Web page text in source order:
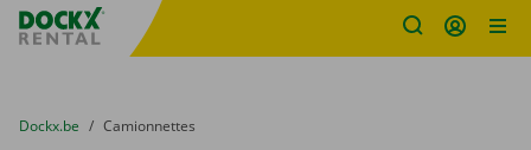
sitename
You are here:
du
Dockx.be to
Camionnettes